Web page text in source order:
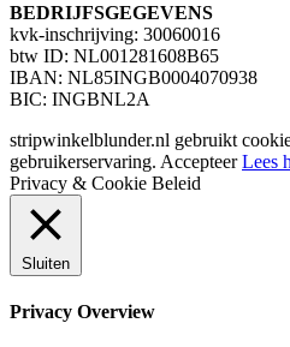
BEDRIJFSGEGEVENS
kvk-inschrijving: 30060016
btw ID: NL001281608B65
IBAN: NL85INGB0004070938
BIC: INGBNL2A
stripwinkelblunder.nl gebruikt
gebruikerservaring. Accepteer Lees
Privacy & Cookie Beleid
Sluiten
Privacy Overview